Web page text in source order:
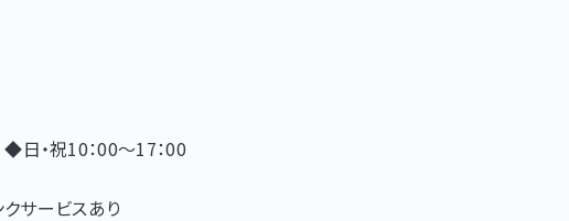
・祝10：00～17：00
サービスあり